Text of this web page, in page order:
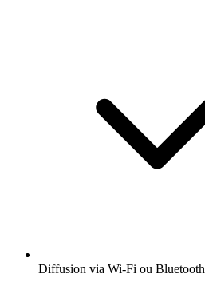
Diffusion via Wi-Fi ou Bluetooth